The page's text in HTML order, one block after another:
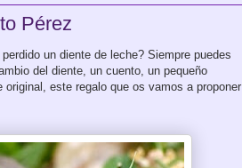
Pérez
un diente de leche? Siempre puedes
del diente, un cuento, un pequeño
este regalo que os vamos a proponer